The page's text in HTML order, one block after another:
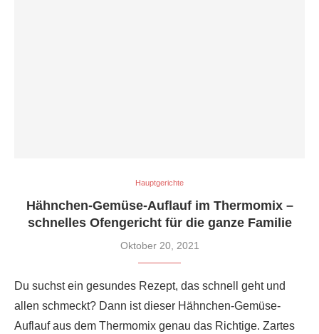
Hauptgerichte
Hähnchen-Gemüse-Auflauf im Thermomix –
schnelles Ofengericht für die ganze Familie
Oktober 20, 2021
Du suchst ein gesundes Rezept, das schnell geht und
allen schmeckt? Dann ist dieser Hähnchen-Gemüse-
Auflauf aus dem Thermomix genau das Richtige. Zartes